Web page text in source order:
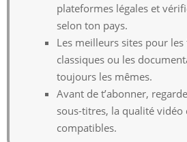
plateformes légales et
selon ton pays.
Les meilleurs sites pour
classiques ou les
toujours les mêmes.
Avant de t’abonner,
sous-titres, la qualité vidéo
compatibles.